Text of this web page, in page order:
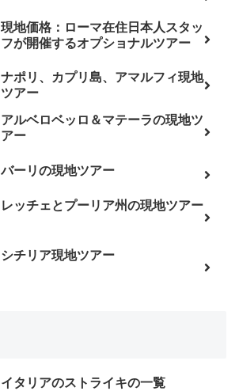
現地価格：ローマ在住日本人スタッ
フが開催するオプショナルツアー
ナポリ、カプリ島、アマルフィ現地
ツアー
アルベロベッロ＆マテーラの現地ツ
アー
バーリの現地ツアー
レッチェとプーリア州の現地ツアー
シチリア現地ツアー
イタリアのストライキの一覧